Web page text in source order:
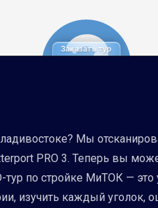
Заказать тур
Мы
PRO 3. Теперь вы
тур по стройке МиТОК —
изучить каждый